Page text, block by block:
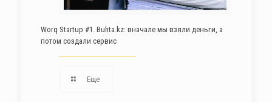
Worq Startup #1. Buhta.kz: вначале мы взяли деньги, а
потом создали сервис
Еще